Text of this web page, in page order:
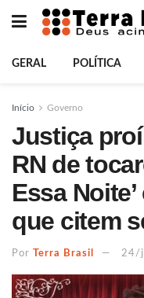
GERAL POLÍTICA
Início Governo
Justiça
RN de
Essa
que citem
Por Terra Brasil 24/